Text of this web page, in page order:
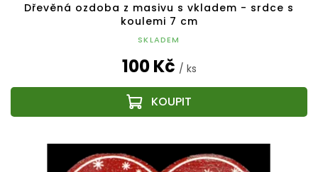
Dřevěná ozdoba z masivu s vkladem - srdce s
koulemi 7 cm
SKLADEM
100 Kč / ks